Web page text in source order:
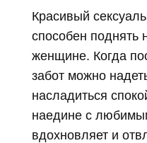
Красивый
способен поднять
женщине. Когда
забот можно
насладиться
наедине с
вдохновляет и